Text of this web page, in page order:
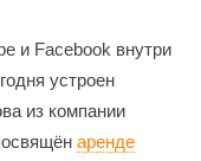
и Facebook внутри
устроен
из компании
аренде